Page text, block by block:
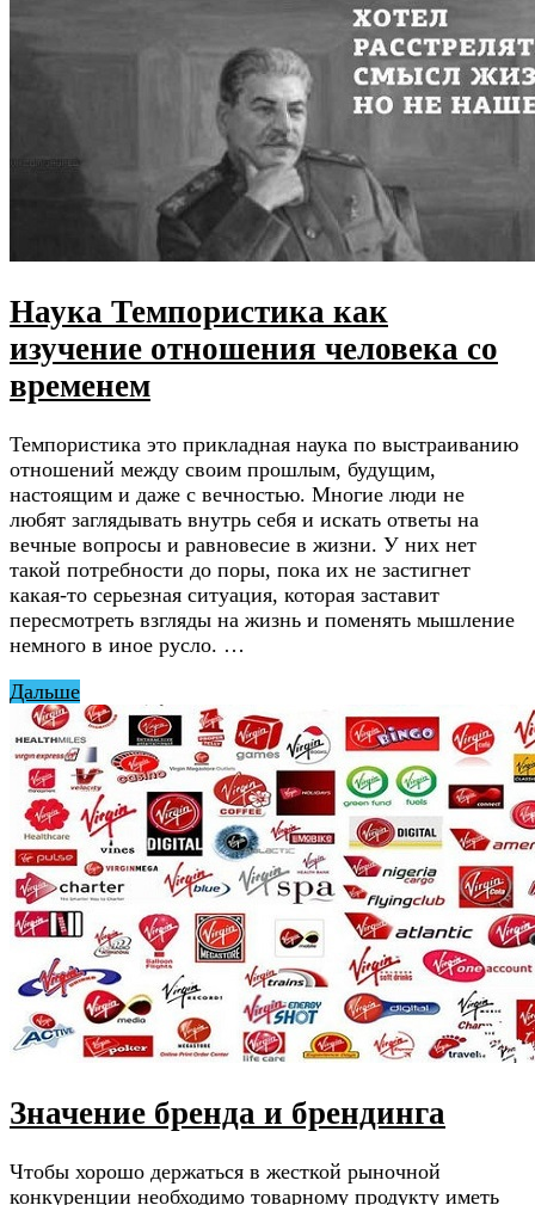
Наука Темпористика как
изучение отношения человека со
временем
Темпористика это прикладная наука по выстраиванию
отношений между своим прошлым, будущим,
настоящим и даже с вечностью. Многие люди не
любят заглядывать внутрь себя и искать ответы на
вечные вопросы и равновесие в жизни. У них нет
такой потребности до поры, пока их не застигнет
какая-то серьезная ситуация, которая заставит
пересмотреть взгляды на жизнь и поменять мышление
немного в иное русло. …
Дальше
Значение бренда и брендинга
Чтобы хорошо держаться в жесткой рыночной
конкуренции необходимо товарному продукту иметь